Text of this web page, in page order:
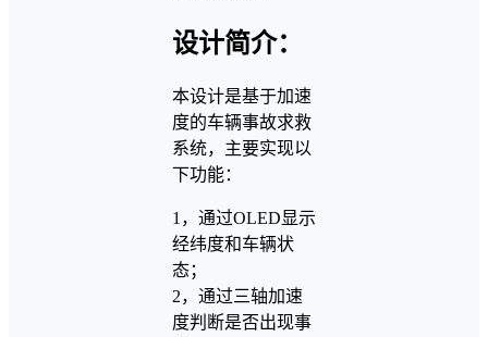
设计简介：
本设计是基于加速
度的车辆事故求救
系统，主要实现以
下功能：
1，通过OLED显示
经纬度和车辆状
态；
2，通过三轴加速
度判断是否出现事